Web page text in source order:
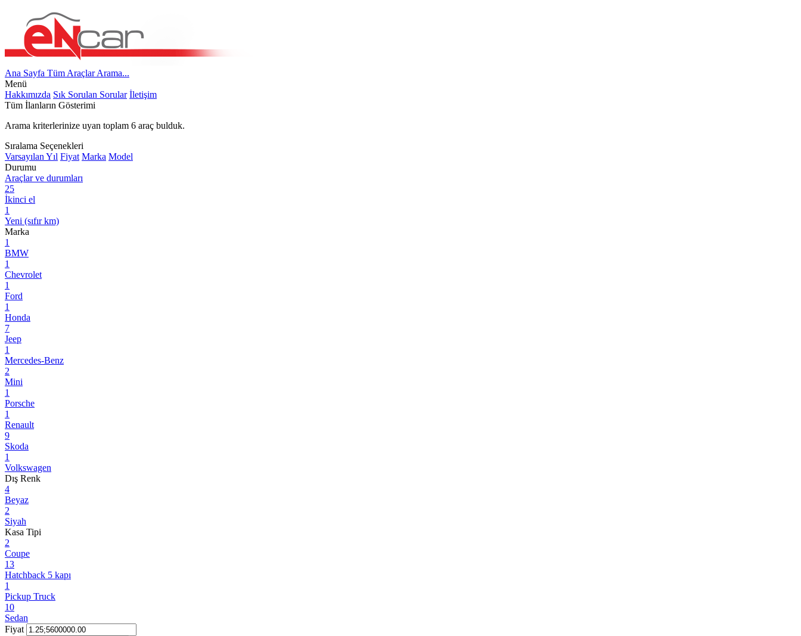
Ana Sayfa Tüm AraçlarArama...
Menü
Hakkımızda Sık Sorulan Sorular İletişim
Tüm İlanların Gösterimi
Arama kriterlerinize uyan toplam 6 araç bulduk.
Sıralama Seçenekleri
Varsayılan Yıl Fiyat Marka Model
Durumu
Araçlar ve durumları
25
İkinci el
1
Yeni (sıfır km)
Marka
1
BMW
1
Chevrolet
1
Ford
1
Honda
7
Jeep
1
Mercedes-Benz
2
Mini
1
Porsche
1
Renault
9
Skoda
1
Volkswagen
Dış Renk
4
Beyaz
2
Siyah
Kasa Tipi
2
Coupe
13
Hatchback 5 kapı
1
Pickup Truck
10
Sedan
Fiyat